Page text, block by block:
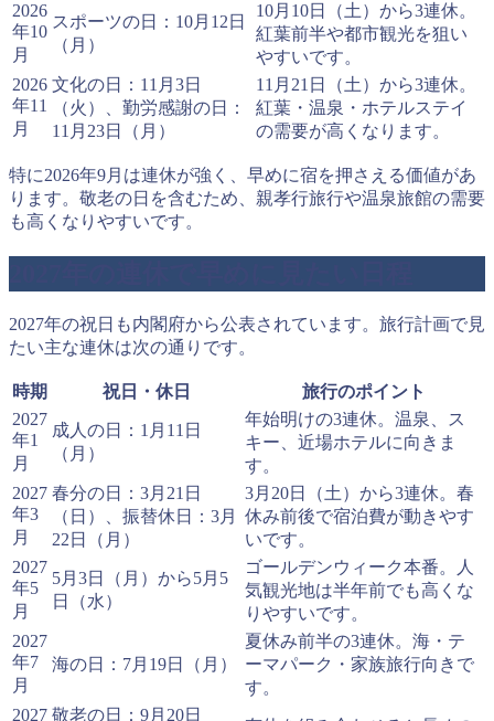
2026
年10
月
スポーツの日：10月12日
（月）
10月10日（土）から3連休。
紅葉前半や都市観光を狙い
やすいです。
2026
年11
月
文化の日：11月3日
（火）、勤労感謝の日：
11月23日（月）
11月21日（土）から3連休。
紅葉・温泉・ホテルステイ
の需要が高くなります。
特に2026年9月は連休が強く、早めに宿を押さえる価値があ
ります。敬老の日を含むため、親孝行旅行や温泉旅館の需要
も高くなりやすいです。
2027年の祝日も内閣府から公表されています。旅行計画で見
たい主な連休は次の通りです。
時期 祝日・休日
旅行のポイント
2027
年1
月
成人の日：1月11日
（月）
年始明けの3連休。温泉、ス
キー、近場ホテルに向きま
す。
2027
年3
月
春分の日：3月21日
（日）、振替休日：3月
22日（月）
3月20日（土）から3連休。春
休み前後で宿泊費が動きやす
いです。
2027
年5
月
5月3日（月）から5月5
日（水）
ゴールデンウィーク本番。人
気観光地は半年前でも高くな
りやすいです。
2027
年7
月
海の日：7月19日（月）
夏休み前半の3連休。海・テ
ーマパーク・家族旅行向きで
す。
2027 敬老の日：9月20日